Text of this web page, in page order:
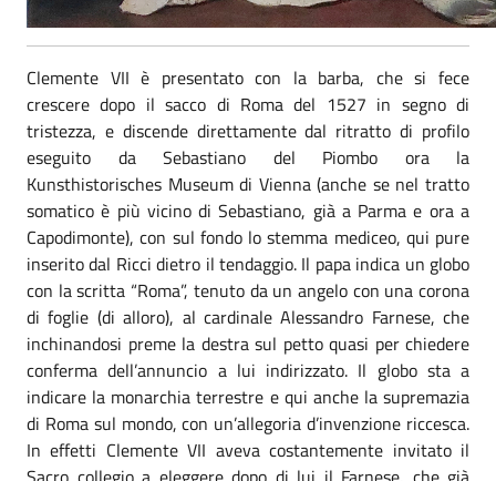
Clemente VII è presentato con la barba, che si fece
crescere dopo il sacco di Roma del 1527 in segno di
tristezza, e discende direttamente dal ritratto di profilo
eseguito da Sebastiano del Piombo ora la
Kunsthistorisches Museum di Vienna (anche se nel tratto
somatico è più vicino di Sebastiano, già a Parma e ora a
Capodimonte), con sul fondo lo stemma mediceo, qui pure
inserito dal Ricci dietro il tendaggio. Il papa indica un globo
con la scritta “Roma”, tenuto da un angelo con una corona
di foglie (di alloro), al cardinale Alessandro Farnese, che
inchinandosi preme la destra sul petto quasi per chiedere
conferma dell’annuncio a lui indirizzato. Il globo sta a
indicare la monarchia terrestre e qui anche la supremazia
di Roma sul mondo, con un’allegoria d’invenzione riccesca.
In effetti Clemente VII aveva costantemente invitato il